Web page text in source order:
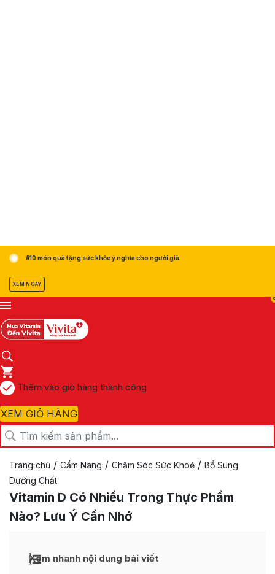
#10 món quà tặng sức khỏe ý nghĩa cho người già
XEM NGAY
0
Thêm vào giỏ hàng thành công
XEM GIỎ HÀNG
Trang chủ / Cẩm Nang / Chăm Sóc Sức Khoẻ / Bổ Sung
Dưỡng Chất
Vitamin D Có Nhiều Trong Thực Phẩm
Nào? Lưu Ý Cần Nhớ
Xem nhanh nội dung bài viết